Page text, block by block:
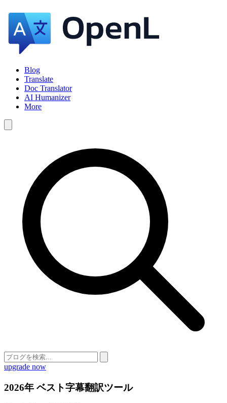
Blog
Translate
Doc Translator
AI Humanizer
More
upgrade now
2026年 ベスト字幕翻訳ツール